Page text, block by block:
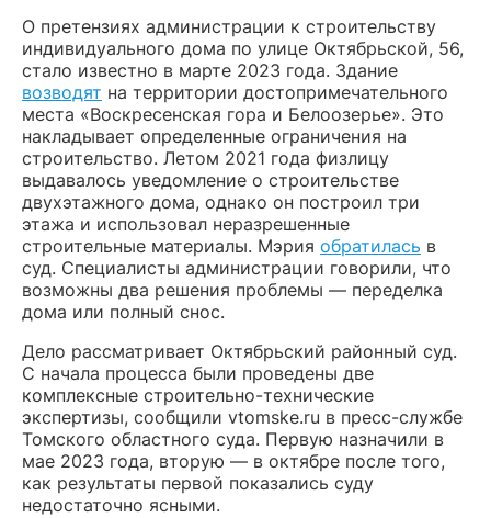
О претензиях администрации к строительству
индивидуального дома по улице Октябрьской, 56,
стало известно в марте 2023 года. Здание
возводят на территории достопримечательного
места «Воскресенская гора и Белоозерье». Это
накладывает определенные ограничения на
строительство. Летом 2021 года физлицу
выдавалось уведомление о строительстве
двухэтажного дома, однако он построил три
этажа и использовал неразрешенные
строительные материалы. Мэрия обратилась в
суд. Специалисты администрации говорили, что
возможны два решения проблемы — переделка
дома или полный снос.
Дело рассматривает Октябрьский районный суд.
С начала процесса были проведены две
комплексные строительно-технические
экспертизы, сообщили vtomske.ru в пресс-службе
Томского областного суда. Первую назначили в
мае 2023 года, вторую — в октябре после того,
как результаты первой показались суду
недостаточно ясными.